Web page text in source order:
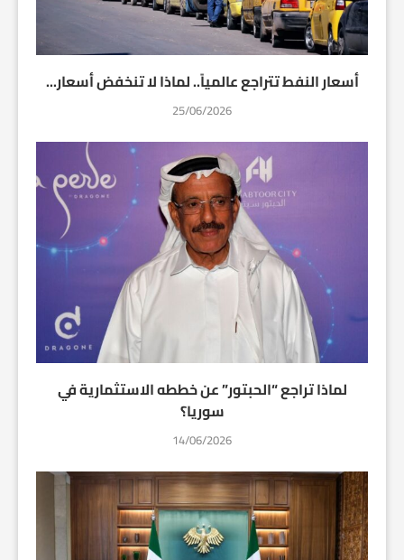
أسعار النفط تتراجع عالمياً.. لماذا لا تنخفض أسعار...
25/06/2026
لماذا تراجع “الحبتور” عن خططه الاستثمارية في
سوريا؟
14/06/2026